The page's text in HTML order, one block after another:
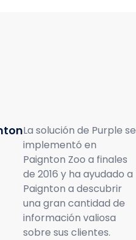
La solución de Purple se
implementó en
Paignton Zoo a finales
de 2016 y ha ayudado a
Paignton a descubrir
una gran cantidad de
información valiosa
sobre sus clientes.